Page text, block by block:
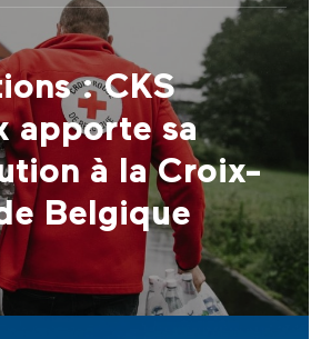
: CKS
apporte sa
à la Croix-
Belgique